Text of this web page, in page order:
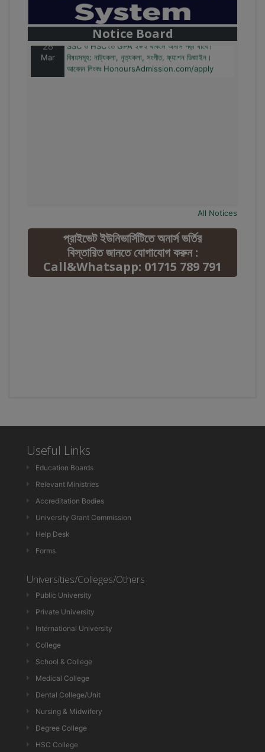
Notice Board
২০টির অধিক বিষয়, ৪ বছরে মোট খরচ ২ লক্ষ থেকে ৫ লক্ষ টাকা।
আবেদন লিংকঃ HonoursAdmission.com/apply
28
Mar
SSC ও HSC'তে GPA ২+২ থাকলে অনার্স পড়া যাবে।
বিষয়সমূহ: নাট্যকলা, নৃত্যকলা, সংগীত, ফ্যাশন ডিজাইন।
আবেদন লিংকঃ HonoursAdmission.com/apply
All Notices
প্রাইভেট ইউনিভার্সিটিতে অনার্স ভর্তির
বিস্তারিত জানতে যোগাযোগ করুন :
Call&Whatsapp: 01715 789 791
Useful Links
Education Boards
Relevant Ministries
Accreditation Bodies
University Grant Commission
Help Desk
Forms
Universities/Colleges/Others
Public University
Private University
International University
College
School & College
Medical College
Dental College/Unit
Nursing & Midwifery
Degree College
HSC College